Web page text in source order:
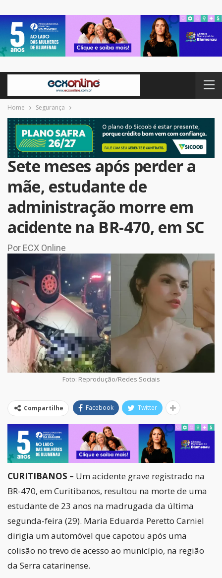
Home Segurança
Sete meses após perder a
mãe, estudante de
administração morre em
acidente na BR-470, em SC
Por ECX Online
Foto: Reprodução/Redes Sociais
Compartilhe Facebook Twitter
CURITIBANOS – Um acidente grave registrado na
BR-470, em Curitibanos, resultou na morte de uma
estudante de 23 anos na madrugada da última
segunda-feira (29). Maria Eduarda Peretto Carniel
dirigia um automóvel que capotou após uma
colisão no trevo de acesso ao município, na região
da Serra catarinense.